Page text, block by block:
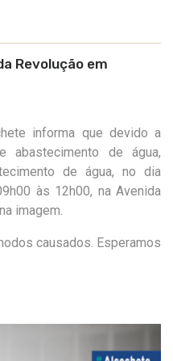
Revolução em
informa que devido a
abastecimento de água,
de água, no dia
às 12h00, na Avenida
imagem.
causados. Esperamos